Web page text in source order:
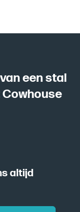
een stal
altijd